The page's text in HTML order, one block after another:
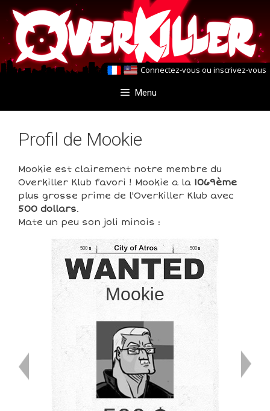
Aller
au
contenu
Aller
au
contenu
Connectez-vous ou inscrivez-vous
Menu
Profil de Mookie
Mookie est clairement notre membre du
Overkiller Klub favori ! Mookie a la 1069ème
plus grosse prime de l'Overkiller Klub avec
500 dollars.
Mate un peu son joli minois :
500
Mookie
500